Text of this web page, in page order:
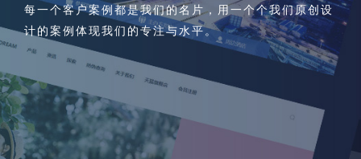
每一个客户案例都是我们的名片，用一个个我们原创设
计的案例体现我们的专注与水平。